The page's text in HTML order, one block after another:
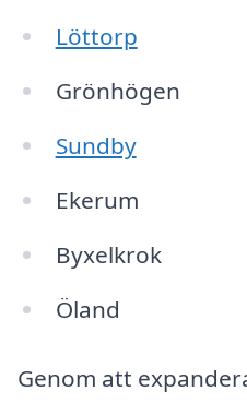
Löttorp
Grönhögen
Sundby
Ekerum
Byxelkrok
Öland
Genom att